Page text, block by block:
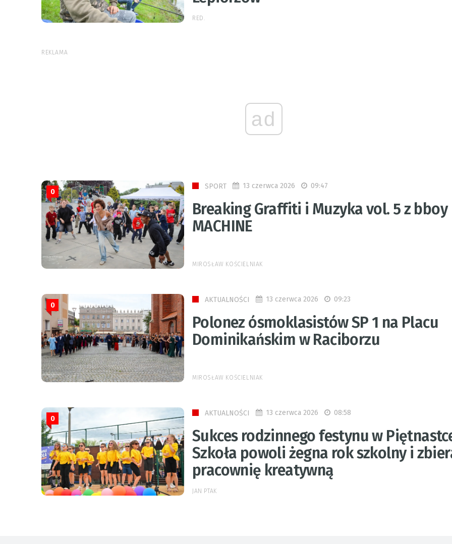
RED.
REKLAMA
ad
SPORT 13 czerwca 2026 09:47
Breaking Graffiti i Muzyka vol. 5 z bboy
MACHINE
0
MIROSŁAW KOŚCIELNIAK
AKTUALNOŚCI 13 czerwca 2026 09:23
Polonez ósmoklasistów SP 1 na Placu
Dominikańskim w Raciborzu
0
MIROSŁAW KOŚCIELNIAK
AKTUALNOŚCI 13 czerwca 2026 08:58
Sukces rodzinnego festynu w
Szkoła powoli żegna rok szkolny i
pracownię kreatywną
0
JAN PTAK